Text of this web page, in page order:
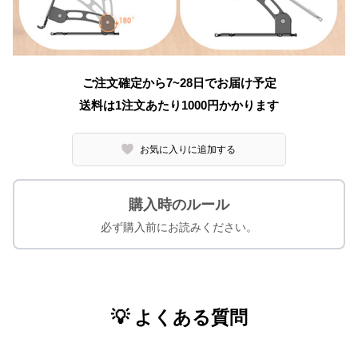
ご注文確定から7~28日でお届け予定
送料は1注文あたり 1000円かかります
お気に入りに追加する
購入時のルール
必ず購入前にお読みください。
💡 よくある質問